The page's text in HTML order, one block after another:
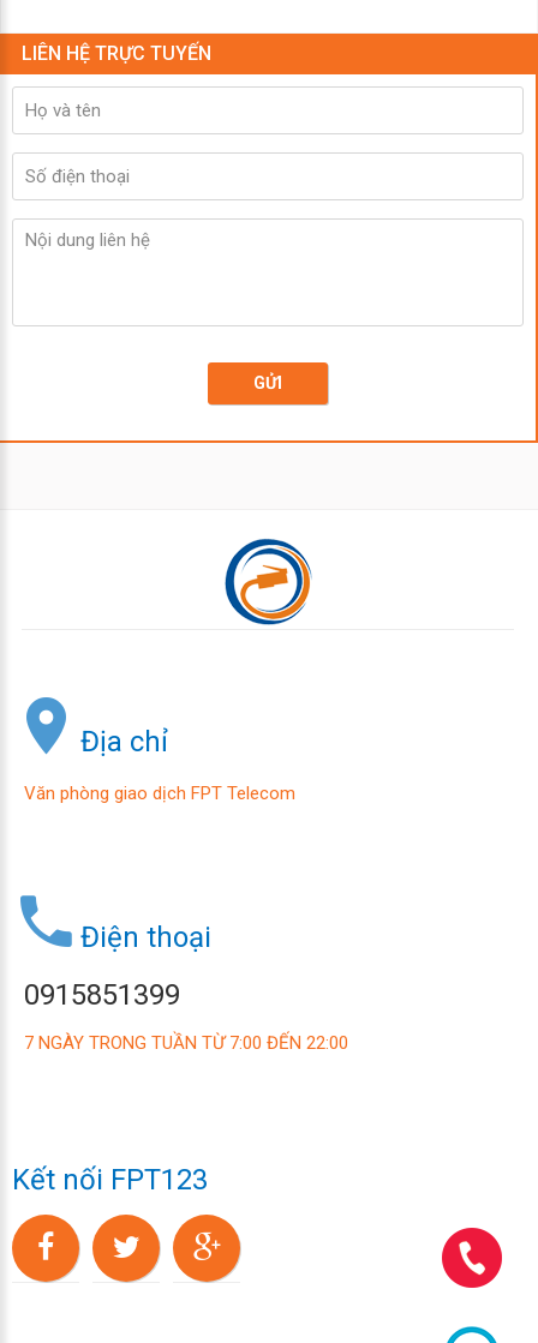
LIÊN HỆ TRỰC TUYẾN
GỬI
Địa chỉ
Văn phòng giao dịch FPT Telecom
Điện thoại
0915851399
7 NGÀY TRONG TUẦN TỪ 7:00 ĐẾN 22:00
Kết nối FPT123